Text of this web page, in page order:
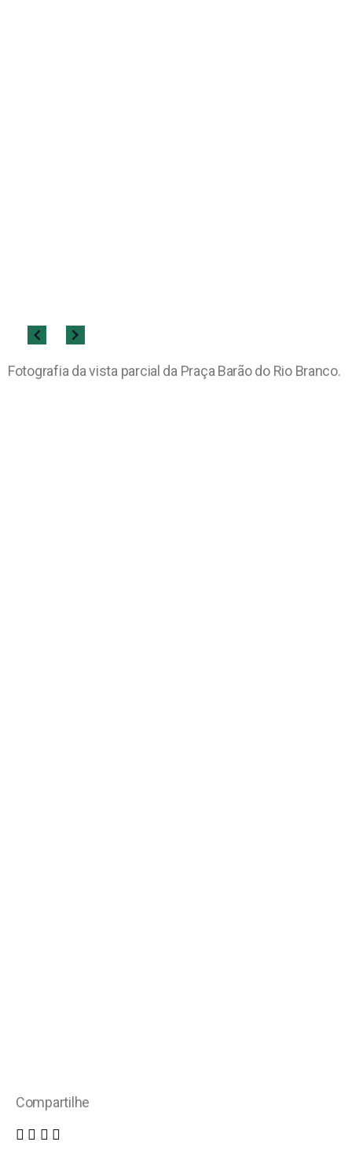
Fotografia da vista parcial da Praça Barão do Rio Branco.
Compartilhe